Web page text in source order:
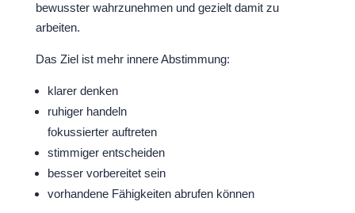
bewusster wahrzunehmen und gezielt damit zu
arbeiten.
Das Ziel ist mehr innere Abstimmung:
klarer denken
ruhiger handeln
fokussierter auftreten
stimmiger entscheiden
besser vorbereitet sein
vorhandene Fähigkeiten abrufen können